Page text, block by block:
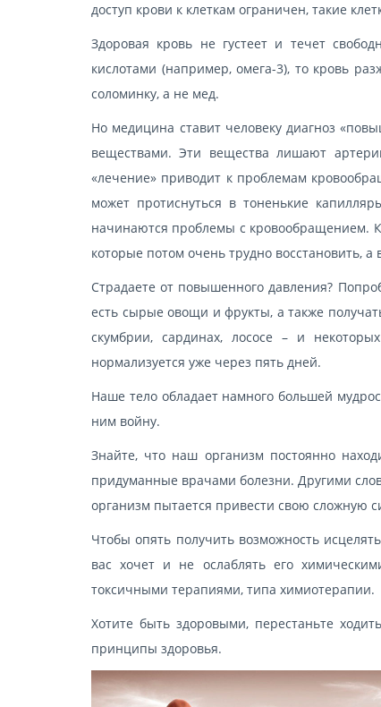
доступ крови к клеткам ограничен, такие
Здоровая кровь не густеет и течет
кислотами (например, омега-3), то кровь
соломинку, а не мед.
Но медицина ставит человеку диагноз
веществами. Эти вещества лишают
«лечение» приводит к проблемам
может протиснуться в тоненькие
начинаются проблемы с кровообращением.
которые потом очень трудно восстановить, а
Страдаете от повышенного давления?
есть сырые овощи и фрукты, а также
скумбрии, сардинах, лососе – и
нормализуется уже через пять дней.
Наше тело обладает намного большей
ним войну.
Знайте, что наш организм постоянно
придуманные врачами болезни. Другими
организм пытается привести свою сложную
Чтобы опять получить возможность
вас хочет и не ослаблять его
токсичными терапиями, типа химиотерапии.
Хотите быть здоровыми, перестаньте
принципы здоровья.